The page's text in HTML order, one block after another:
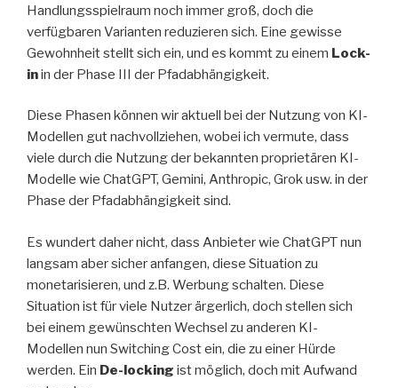
Handlungsspielraum noch immer groß, doch die
verfügbaren Varianten reduzieren sich. Eine gewisse
Gewohnheit stellt sich ein, und es kommt zu einem Lock-
inin der Phase III der Pfadabhängigkeit.
Diese Phasen können wir aktuell bei der Nutzung von KI-
Modellen gut nachvollziehen, wobei ich vermute, dass
viele durch die Nutzung der bekannten proprietären KI-
Modelle wie ChatGPT, Gemini, Anthropic, Grok usw. in der
Phase der Pfadabhängigkeit sind.
Es wundert daher nicht, dass Anbieter wie ChatGPT nun
langsam aber sicher anfangen, diese Situation zu
monetarisieren, und z.B. Werbung schalten. Diese
Situation ist für viele Nutzer ärgerlich, doch stellen sich
bei einem gewünschten Wechsel zu anderen KI-
Modellen nun Switching Cost ein, die zu einer Hürde
werden. Ein De-locking ist möglich, doch mit Aufwand